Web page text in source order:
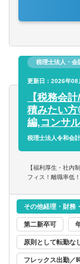
・年末調
・法人設
・大手・
・一部で
ができま
税理士法人・会
更新日：2026年08
【税務会
積みたい
編,コンサル
税理士法人令和会
【福利厚生・社内
フィス！離職率低
その他経理・財務
第二新卒可
原則として転勤な
フレックス出勤／
山梨県
東海
愛知県
関西
滋賀県
大阪府
奈良県
すべて
経理／
財務
事務／秘
管理
事務